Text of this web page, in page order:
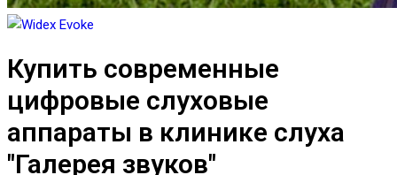
Купить современные
цифровые слуховые
аппараты в клинике слуха
"Галерея звуков"